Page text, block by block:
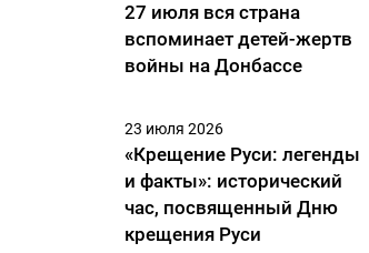
27 июля вся страна
вспоминает детей-жертв
войны на Донбассе
23 июля 2026
«Крещение Руси: легенды
и факты»: исторический
час, посвященный Дню
крещения Руси